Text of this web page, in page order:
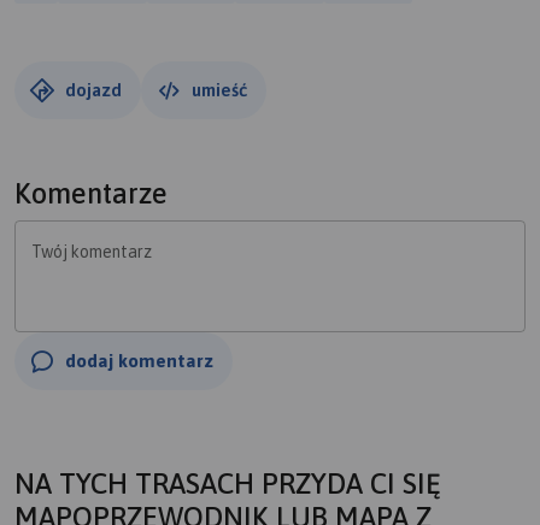
dojazd umieść
Komentarze
Twój komentarz
dodaj komentarz
NA TYCH TRASACH PRZYDA CI SIĘ
MAPOPRZEWODNIK LUB MAPA Z